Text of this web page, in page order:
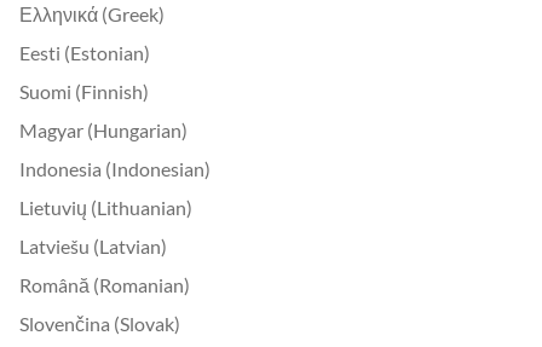
Ελληνικά (Greek)
Eesti (Estonian)
Suomi (Finnish)
Magyar (Hungarian)
Indonesia (Indonesian)
Lietuvių (Lithuanian)
Latviešu (Latvian)
Română (Romanian)
Slovenčina (Slovak)